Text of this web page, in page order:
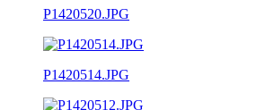
P1420520.JPG
P1420514.JPG